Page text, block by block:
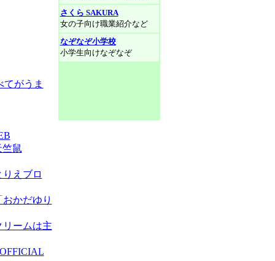
がうま
竺鼠
えブロ
かだゆり
ームは主
さくら SAKURA
女の子向け職業紹介など
なぞなぞ小学校
小学生向けなぞなぞ